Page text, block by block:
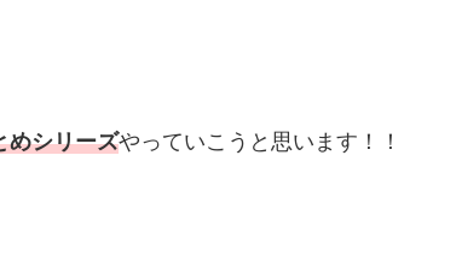
めシリーズやっていこうと思います！！